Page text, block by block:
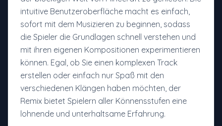
intuitive Benutzeroberfläche macht es einfach,
sofort mit dem Musizieren zu beginnen, sodass
die Spieler die Grundlagen schnell verstehen und
mit ihren eigenen Kompositionen experimentieren
können. Egal, ob Sie einen komplexen Track
erstellen oder einfach nur Spaß mit den
verschiedenen Klängen haben möchten, der
Remix bietet Spielern aller Könnensstufen eine
lohnende und unterhaltsame Erfahrung.